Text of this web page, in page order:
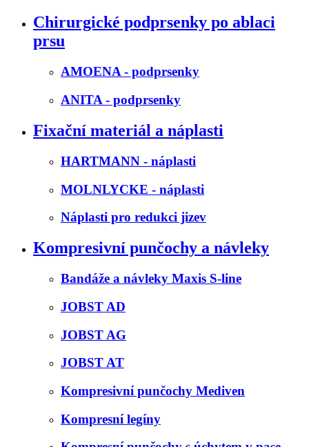
Chirurgické podprsenky po ablaci
prsu
AMOENA - podprsenky
ANITA - podprsenky
Fixační materiál a náplasti
HARTMANN - náplasti
MOLNLYCKE - náplasti
Náplasti pro redukci jizev
Kompresivní punčochy a návleky
Bandáže a návleky Maxis S-line
JOBST AD
JOBST AG
JOBST AT
Kompresivní punčochy Mediven
Kompresní legíny